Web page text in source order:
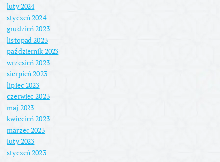
luty 2024
styczeń 2024
grudzień 2023
listopad 2023
październik 2023
wrzesień 2023
sierpień 2023
lipiec 2023
czerwiec 2023
maj 2023
kwiecień 2023
marzec 2023
luty 2023
styczeń 2023